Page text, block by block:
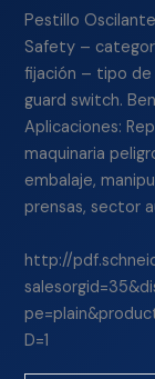
Pestillo
Safety –
fijación – tipo de
guard switch.
Aplicaciones:
maquinaria
embalaje,
prensas, sector
http://
D=1